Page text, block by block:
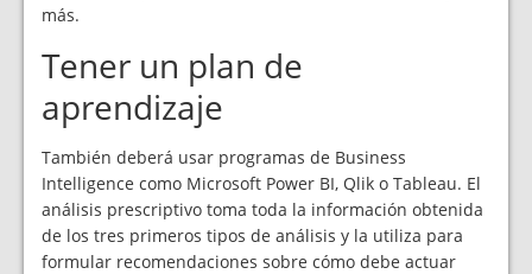
más.
Tener un plan de
aprendizaje
También deberá usar programas de Business
Intelligence como Microsoft Power BI, Qlik o Tableau. El
análisis prescriptivo toma toda la información obtenida
de los tres primeros tipos de análisis y la utiliza para
formular recomendaciones sobre cómo debe actuar